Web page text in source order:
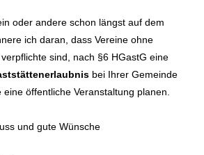
oder andere schon längst auf dem
ich daran, dass Vereine ohne
sind, nach §6 HGastG eine
bei Ihrer Gemeinde
öffentliche Veranstaltung planen.
und gute Wünsche